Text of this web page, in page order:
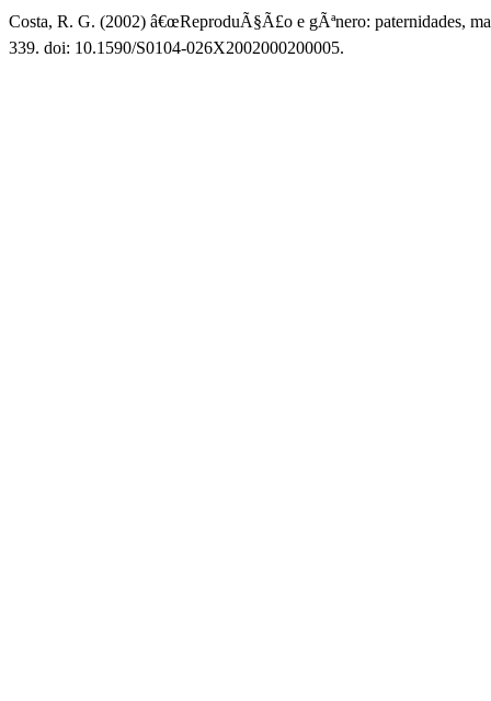
Costa, R. G. (2002) â€œReproduÃ§Ã£o e gÃªnero: paternidades,
339. doi: 10.1590/S0104-026X2002000200005.